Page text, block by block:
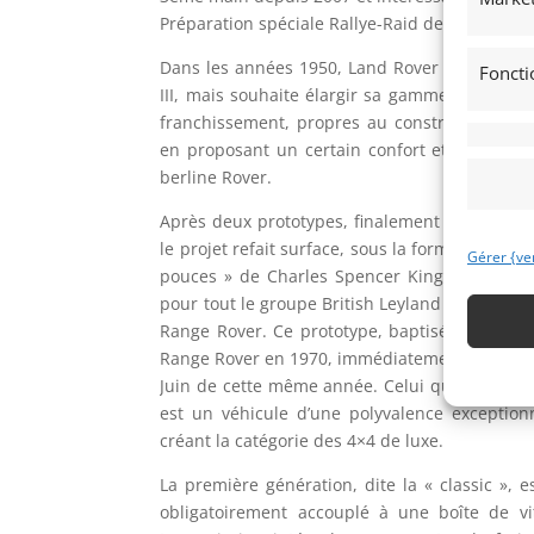
Gérer
Préparation spéciale Rallye-Raid de qualité.
Dans les années 1950, Land Rover rencontre
III, mais souhaite élargir sa gamme avec un
franchissement, propres au constructeur
en proposant un certain confort et des
berline Rover.
Après deux prototypes, finalement
le projet refait surface, sous la forme d’une
pouces » de Charles Spencer King, alors
pour tout le groupe British Leyland Motor
Range Rover. Ce prototype, baptisé « Velar
Range Rover en 1970, immédiatement après
Juin de cette même année. Celui que l’on
est un véhicule d’une polyvalence
créant la catégorie des 4×4 de luxe.
La première génération, dite la « classic »,
obligatoirement accouplé à une boîte de